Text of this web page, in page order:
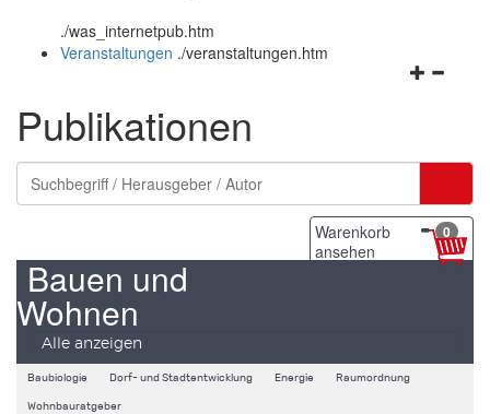
und
schließen
./was_internetpub.htm
Veranstaltungen ./veranstaltungen.htm
Publikationen
Warenkorb
ansehen
0
Bauen und
Wohnen
Alle anzeigen
Baubiologie Dorf- und Stadtentwicklung Energie Raumordnung
Wohnbauratgeber